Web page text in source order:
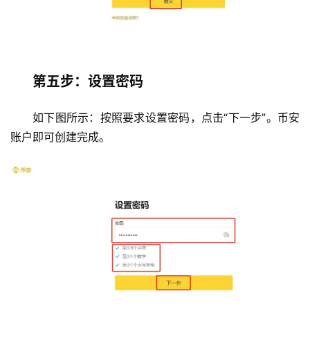
第五步：设置密码
如下图所示：按照要求设置密码，点击“下一步”。币安
账户即可创建完成。